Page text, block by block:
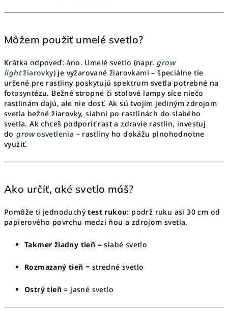
Môžem použiť umelé svetlo?
Krátka odpoveď: áno. Umelé svetlo (napr. grow
light žiarovky) je vyžarované žiarovkami – špeciálne tie
určené pre rastliny poskytujú spektrum svetla potrebné na
fotosyntézu. Bežné stropné či stolové lampy síce niečo
rastlinám dajú, ale nie dosť. Ak sú tvojím jediným zdrojom
svetla bežné žiarovky, siahni po rastlinách do slabého
svetla. Ak chceš podporiť rast a zdravie rastlín, investuj
do grow osvetlenia – rastliny ho dokážu plnohodnotne
využiť.
Ako určiť, aké svetlo máš?
Pomôže ti jednoduchý test rukou: podrž ruku asi 30 cm od
papierového povrchu medzi ňou a zdrojom svetla.
Takmer žiadny tieň = slabé svetlo
Rozmazaný tieň = stredné svetlo
Ostrý tieň = jasné svetlo